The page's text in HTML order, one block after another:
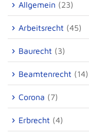
Allgemein (23)
Arbeitsrecht (45)
Baurecht (3)
Beamtenrecht (14)
Corona (7)
Erbrecht (4)